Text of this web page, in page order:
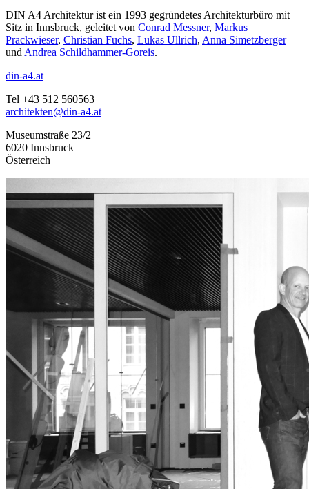
DIN A4 Architektur ist ein 1993 gegründetes Architekturbüro mit
Sitz in Innsbruck, geleitet von Conrad Messner, Markus
Prackwieser, Christian Fuchs, Lukas Ullrich, Anna Simetzberger
undAndrea Schildhammer-Goreis.
din-a4.at
Tel +43 512 560563
architekten@din-a4.at
Museumstraße 23/2
6020 Innsbruck
Österreich